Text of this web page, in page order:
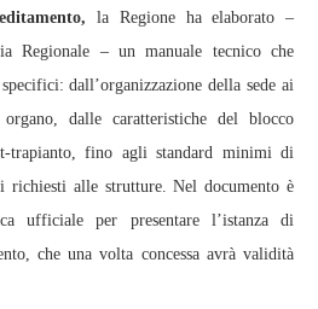
la Regione ha elaborato –
Regionale – un manuale tecnico che
dall’organizzazione della sede ai
dalle caratteristiche del blocco
trapianto, fino agli standard minimi di
alle strutture. Nel documento è
ufficiale per presentare l’istanza di
che una volta concessa avrà validità